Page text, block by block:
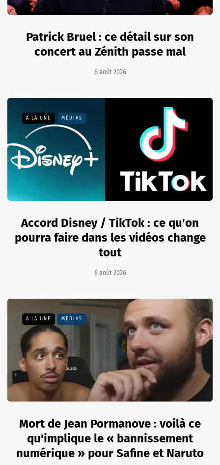
Patrick Bruel : ce détail sur son
concert au Zénith passe mal
6 août 2026
A LA UNE MÉDIAS
Accord Disney / TikTok : ce qu'on
pourra faire dans les vidéos change
tout
6 août 2026
A LA UNE MÉDIAS
Mort de Jean Pormanove : voilà ce
qu'implique le « bannissement
numérique » pour Safine et Naruto